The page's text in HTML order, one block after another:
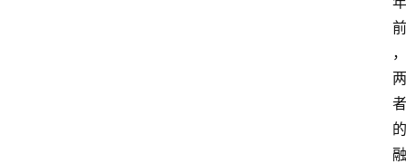
前
，
两
者
的
融